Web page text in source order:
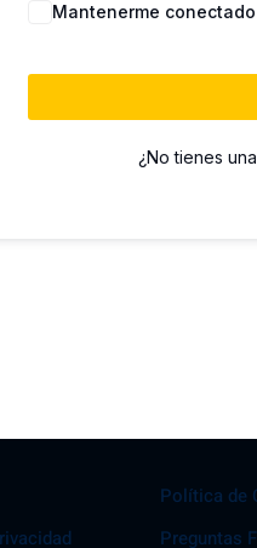
Mantenerme conectado
¿No tienes
Política de
Preguntas